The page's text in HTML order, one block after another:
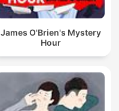
James O'Brien's Mystery
Hour